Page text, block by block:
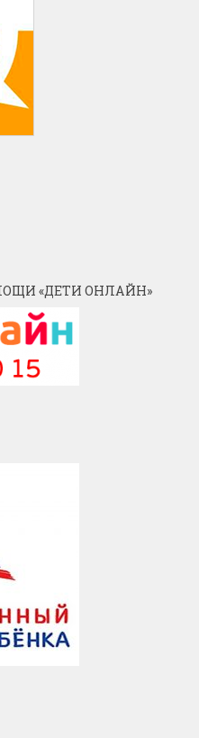
«ДЕТИ ОНЛАЙН»